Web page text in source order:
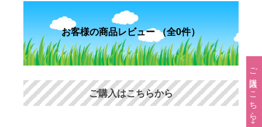
ご購入はこちら→
お客様の商品レビュー （全0件）
ご購入はこちらから